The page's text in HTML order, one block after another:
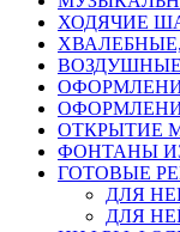
ХОДЯЧИЕ
ОТКРЫТИЕ
ФОНТАНЫ
ГОТОВЫЕ
ДЛЯ
ДЛЯ